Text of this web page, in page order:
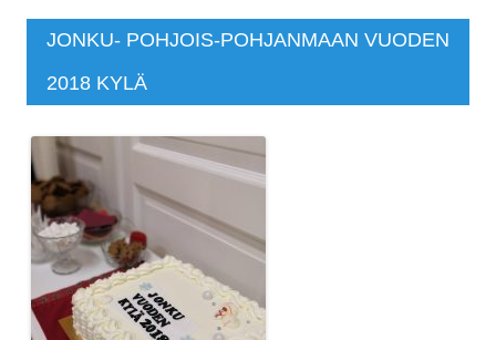
JONKU- POHJOIS-POHJANMAAN VUODEN
2018 KYLÄ